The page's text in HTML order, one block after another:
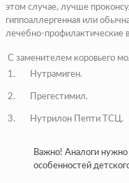
этом случае, лучше
гиппоаллергенная или
лечебно-профилактические
С заменителем коровьего
1. Нутрамиген.
2. Прегестимил.
3. Нутрилон Пепти ТСЦ.
Важно! Аналоги
особенностей